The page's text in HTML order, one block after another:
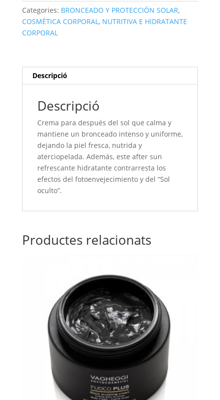
REFRESCANTE
HIDRATANTE
Categories: BRONCEADO Y PROTECCIÓN SOLAR,
COSMÉTICA CORPORAL, NUTRITIVA E HIDRATANTE
CORPORAL
Descripció
Descripció
Crema para después del sol que calma y
mantiene un bronceado intenso y uniforme,
dejando la piel fresca, nutrida y
aterciopelada. Además, este after sun
refrescante hidratante contrarresta los
efectos del fotoenvejecimiento y del “Sol
oculto”.
Productes relacionats